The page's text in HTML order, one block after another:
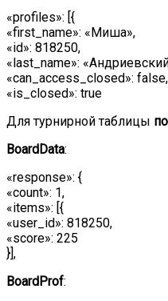
«profiles»: [{
«first_name»: «Миша»,
«id»: 818250,
«last_name»:
«can_access_closed»: false,
«is_closed»: true
Для турнирной таблицы
BoardData:
«response»: {
«count»: 1,
«items»: [{
«user_id»: 818250,
«score»: 225
}],
BoardProf: